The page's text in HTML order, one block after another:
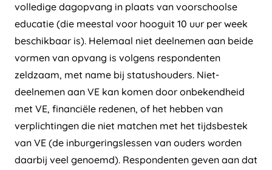
volledige dagopvang in plaats van voorschoolse
educatie (die meestal voor hooguit 10 uur per week
beschikbaar is). Helemaal niet deelnemen aan beide
vormen van opvang is volgens respondenten
zeldzaam, met name bij statushouders. Niet-
deelnemen aan VE kan komen door onbekendheid
met VE, financiële redenen, of het hebben van
verplichtingen die niet matchen met het tijdsbestek
van VE (de inburgeringslessen van ouders worden
daarbij veel genoemd). Respondenten geven aan dat